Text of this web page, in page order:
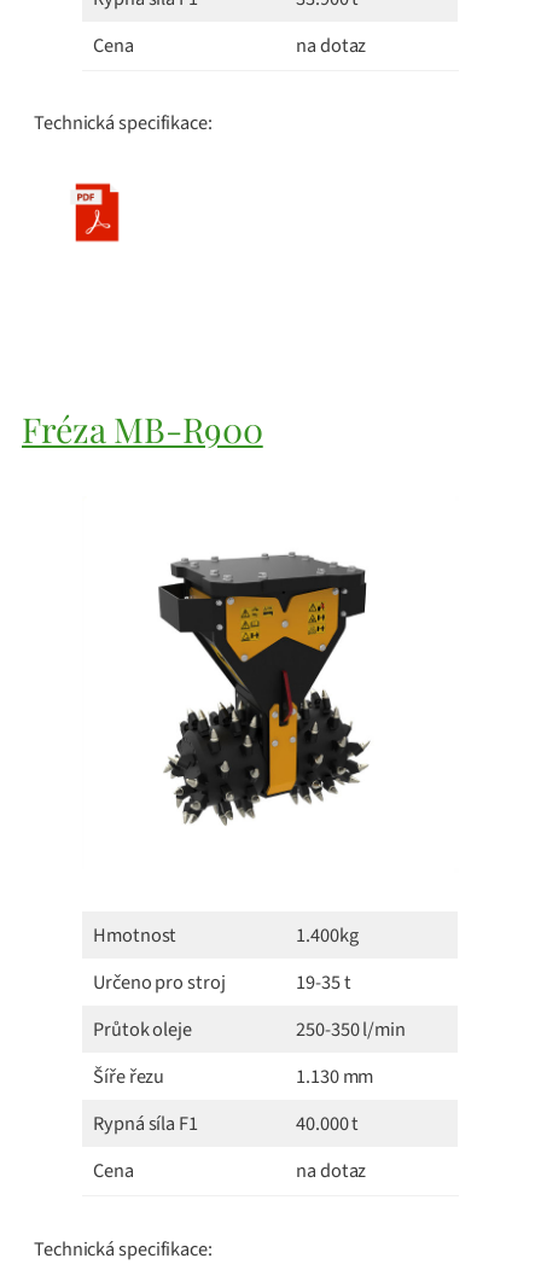
Cena
na dotaz
Technická specifikace:
Fréza MB-R900
Hmotnost
1.400kg
Určeno pro stroj
19-35 t
Průtok oleje
250-350 l/min
Šíře řezu
1.130 mm
Rypná síla F1
40.000 t
Cena
na dotaz
Technická specifikace: